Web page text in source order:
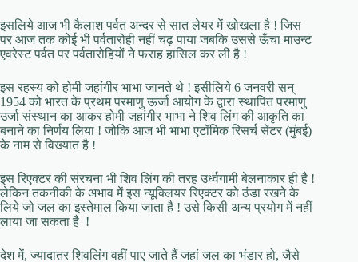
इसलिये आज भी कैलाश पर्वत अन्दर से सात लेयर में खोखला है ! जिस
पर आज तक कोई भी पर्वतारोही नहीं चढ़ पाया जबकि उससे ऊँचा माउन्ट
एवरेस्ट पर्वत पर पर्वतारोहियों ने फराह हासिल कर ली है !
इस रहस्य को होमी जहांगीर भाभा जानते थे ! इसीलिये 6 जनवरी सन्
1954 को भारत के प्रथम परमाणु ऊर्जा आयोग के द्वारा स्थापित परमाणु
उर्जा संस्थान का आकर होमी जहांगीर भाभा ने शिव लिंग की आकृति का
बनाने का निर्णय लिया ! जोकि आज भी भाभा एटॉमिक रिसर्च सेंटर (मुंबई)
के नाम से विख्यात है !
इस रिएक्टर की संरचना भी शिव लिंग की तरह उर्ध्वगामी बेलनाकार ही है !
लेकिन तकनीकी के अभाव में इस न्यूक्लियर रिएक्टर को ठंडा रखने के
लिये जो जल का इस्तेमाल किया जाता है ! उसे किसी अन्य प्रयोग में नहीं
लाया जा सकता है !
देश में, ज्यादातर शिवलिंग वहीं पाए जाते हैं जहां जल का भंडार हो, जैसे